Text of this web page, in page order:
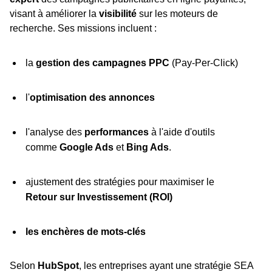
visant à améliorer la visibilité sur les moteurs de
recherche. Ses missions incluent :
la gestion des campagnes PPC (Pay-Per-Click)
l'optimisation des annonces
l'analyse des performancesà l'aide d'outils
comme Google Adset Bing Ads.
ajustement des stratégies pour maximiser le
Retour sur Investissement (ROI)
les enchères de mots-clés
Selon HubSpot, les entreprises ayant une stratégie SEA